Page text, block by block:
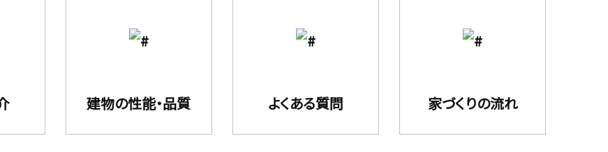
建物の性能・品質 よくある質問 家づくりの流れ